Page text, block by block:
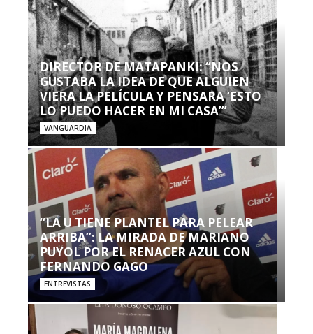
DIRECTOR DE MATAPANKI: “NOS
GUSTABA LA IDEA DE QUE ALGUIEN
VIERA LA PELÍCULA Y PENSARA ‘ESTO
LO PUEDO HACER EN MI CASA’”
VANGUARDIA
“LA U TIENE PLANTEL PARA PELEAR
ARRIBA”: LA MIRADA DE MARIANO
PUYOL POR EL RENACER AZUL CON
FERNANDO GAGO
ENTREVISTAS